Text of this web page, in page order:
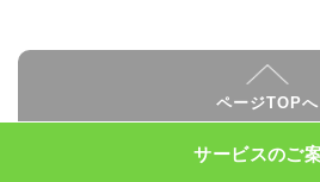
ページTOPへ
サービスのご